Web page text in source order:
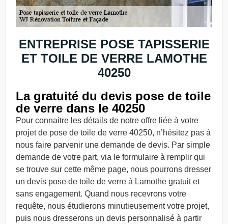
ENTREPRISE POSE TAPISSERIE
ET TOILE DE VERRE LAMOTHE
40250
La gratuité du devis pose de toile
de verre dans le 40250
Pour connaitre les détails de notre offre liée à votre
projet de pose de toile de verre 40250, n’hésitez pas à
nous faire parvenir une demande de devis. Par simple
demande de votre part, via le formulaire à remplir qui
se trouve sur cette même page, nous pourrons dresser
un devis pose de toile de verre à Lamothe gratuit et
sans engagement. Quand nous recevrons votre
requête, nous étudierons minutieusement votre projet,
puis nous dresserons un devis personnalisé à partir